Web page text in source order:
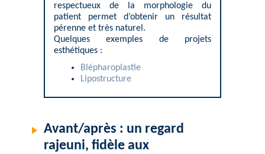
respectueux de la morphologie du
patient permet d’obtenir un résultat
pérenne et très naturel.
Quelques exemples de projets
esthétiques :
Blépharoplastie
Lipostructure
Avant/après : un regard
rajeuni, fidèle aux